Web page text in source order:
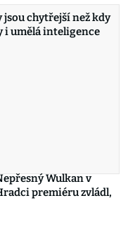
jsou chytřejší než kdy
i umělá inteligence
Wulkan v
premiéru zvládl,